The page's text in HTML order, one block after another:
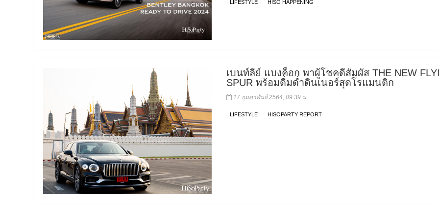
LIFESTYLE HISO HAPPENING
เบนท์ลีย์ แบงค็อก พาผู้โชคดีสัมผัส THE NEW
SPUR พร้อมดื่มด่ำดินเนอร์สุดโรแมนติก
17 กุมภาพันธ์ 2564, 09:39 น.
LIFESTYLE HISOPARTY REPORT